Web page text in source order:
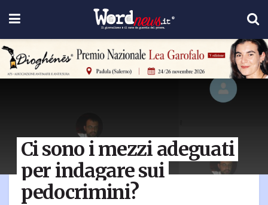
Ci sono i mezzi adeguati
per indagare sui
pedocrimini?